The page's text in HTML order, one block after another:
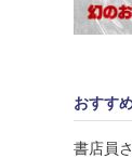
おすす
書店員